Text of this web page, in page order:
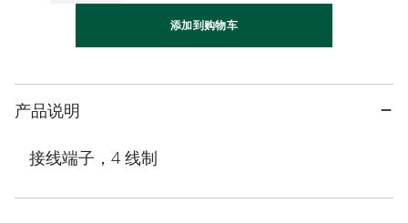
添加到购物车
产品说明
接线端子，4 线制